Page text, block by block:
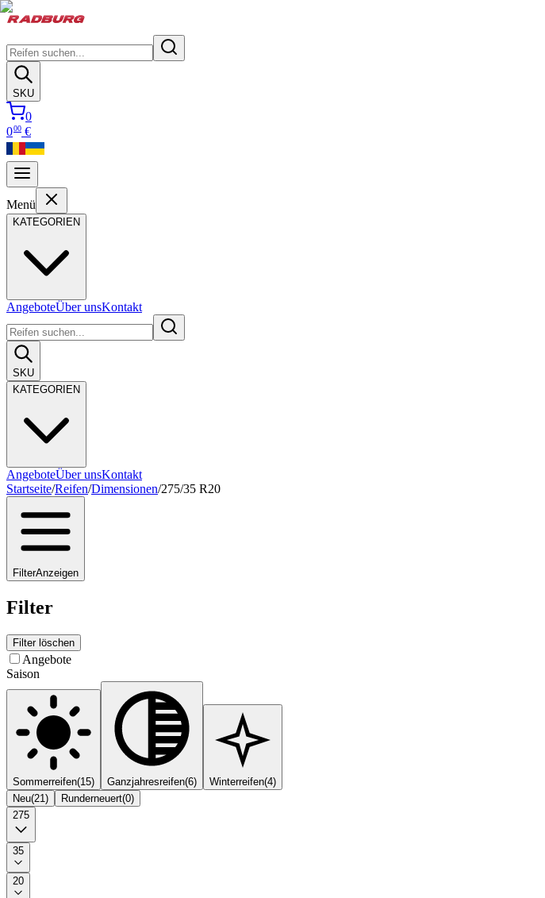
SKU
0
000 €
Menü
KATEGORIEN
AngeboteÜber unsKontakt
SKU
KATEGORIEN
AngeboteÜber unsKontakt
Startseite/Reifen/Dimensionen/275/35 R20
FilterAnzeigen
Filter
Filter löschen
Angebote
Saison
Sommerreifen(15) Ganzjahresreifen(6) Winterreifen(4)
Neu(21) Runderneuert(0)
275
35
20